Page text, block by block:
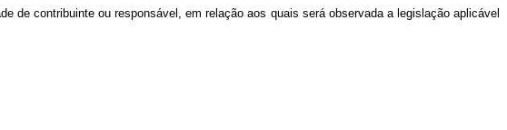
de contribuinte ou responsável, em relação aos quais será observada a legislação aplicável